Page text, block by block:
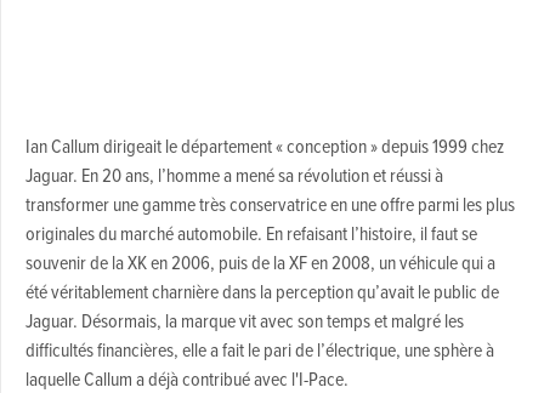
Ian Callum dirigeait le département « conception » depuis 1999 chez
Jaguar. En 20 ans, l’homme a mené sa révolution et réussi à
transformer une gamme très conservatrice en une offre parmi les plus
originales du marché automobile. En refaisant l’histoire, il faut se
souvenir de la XK en 2006, puis de la XF en 2008, un véhicule qui a
été véritablement charnière dans la perception qu’avait le public de
Jaguar. Désormais, la marque vit avec son temps et malgré les
difficultés financières, elle a fait le pari de l’électrique, une sphère à
laquelle Callum a déjà contribué avec l'I-Pace.